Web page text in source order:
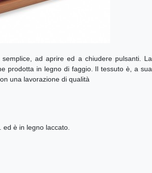
ad aprire ed a chiudere pulsanti. La
prodotta in legno di faggio. Il tessuto è, a sua
una lavorazione di qualità
è in legno laccato.